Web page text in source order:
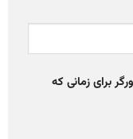
برای زمانی که